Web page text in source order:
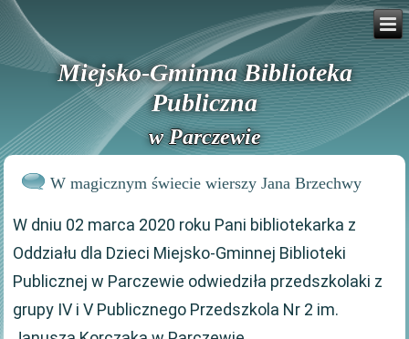
Miejsko-Gminna Biblioteka
Publiczna
w Parczewie
W magicznym świecie wierszy Jana Brzechwy
W dniu 02 marca 2020 roku Pani bibliotekarka z
Oddziału dla Dzieci Miejsko-Gminnej Biblioteki
Publicznej w Parczewie odwiedziła przedszkolaki z
grupy IV i V Publicznego Przedszkola Nr 2 im.